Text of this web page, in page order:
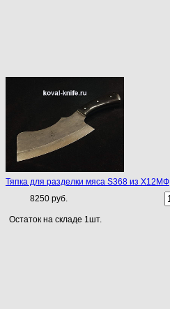
Тяпка для разделки мяса S368 из Х12МФ
8250 руб.
Остаток на складе 1шт.